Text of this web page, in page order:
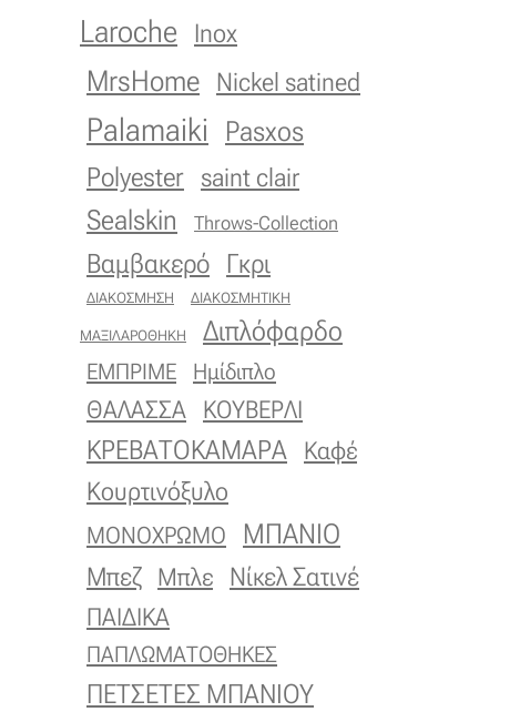
Laroche
Inox
MrsHome Nickel satined
Palamaiki Pasxos
Polyester saint clair
Sealskin Throws-Collection
Βαμβακερό Γκρι
ΔΙΑΚΟΣΜΗΣΗ ΔΙΑΚΟΣΜΗΤΙΚΗ
ΜΑΞΙΛΑΡΟΘΗΚΗ Διπλόφαρδο
ΕΜΠΡΙΜΕ Ημίδιπλο
ΘΑΛΑΣΣΑ ΚΟΥΒΕΡΛΙ
ΚΡΕΒΑΤΟΚΑΜΑΡΑ Καφέ
Κουρτινόξυλο
ΜΟΝΟΧΡΩΜΟ ΜΠΑΝΙΟ
Μπεζ Μπλε Νίκελ Σατινέ
ΠΑΙΔΙΚΑ
ΠΑΠΛΩΜΑΤΟΘΗΚΕΣ
ΠΕΤΣΕΤΕΣ ΜΠΑΝΙΟΥ